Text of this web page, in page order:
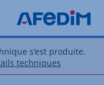
s'est produite.
techniques